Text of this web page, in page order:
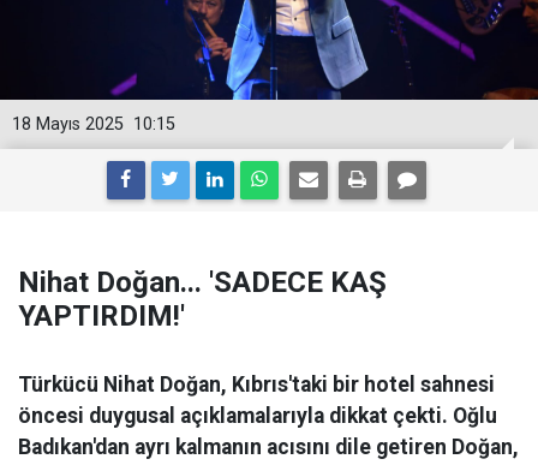
10:15
18 Mayıs 2025
Nihat Doğan... 'SADECE KAŞ
YAPTIRDIM!'
Türkücü Nihat Doğan, Kıbrıs'taki bir hotel sahnesi
öncesi duygusal açıklamalarıyla dikkat çekti. Oğlu
Badıkan'dan ayrı kalmanın acısını dile getiren Doğan,